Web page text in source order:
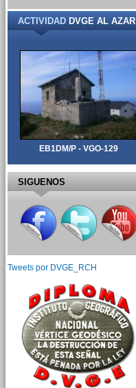
ACTIVIDADDVGE AL AZAR
EB1DM/P - VGO-129
SIGUENOS
Tweets por DVGE_RCH